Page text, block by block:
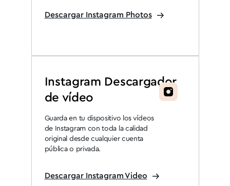
Descargar Instagram Photos
Instagram Descargador
de vídeo
Guarda en tu dispositivo los vídeos
de Instagram con toda la calidad
original desde cualquier cuenta
pública o privada.
Descargar Instagram Video